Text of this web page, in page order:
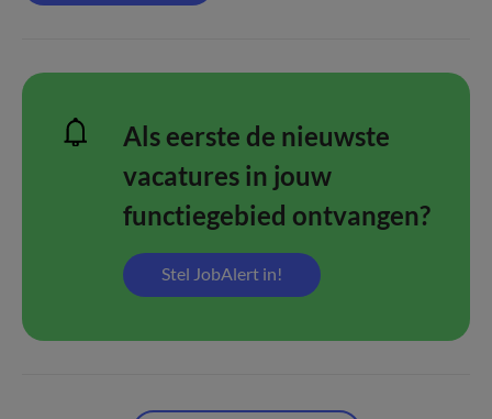
Als eerste de nieuwste
vacatures in jouw
functiegebied ontvangen?
Stel JobAlert in!